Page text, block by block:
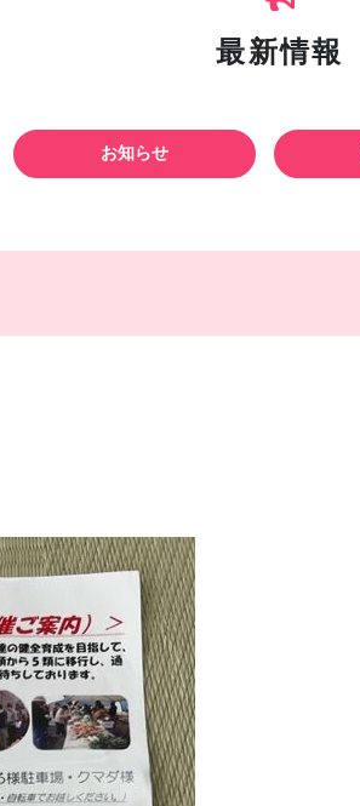
最新情報
お知らせ